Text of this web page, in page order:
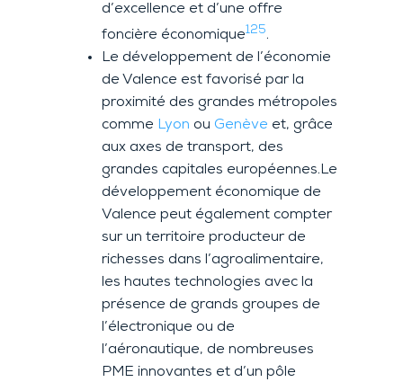
d’excellence et d’une offre
foncière économique125.
Le développement de l’économie
de Valence est favorisé par la
proximité des grandes métropoles
comme Lyon ou Genève et, grâce
aux axes de transport, des
grandes capitales européennes.Le
développement économique de
Valence peut également compter
sur un territoire producteur de
richesses dans l’agroalimentaire,
les hautes technologies avec la
présence de grands groupes de
l’électronique ou de
l’aéronautique, de nombreuses
PME innovantes et d’un pôle